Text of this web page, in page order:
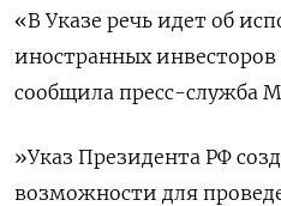
«В Указе речь идет об
иностранных
сообщила пресс-служба
»Указ Президента РФ
возможности для